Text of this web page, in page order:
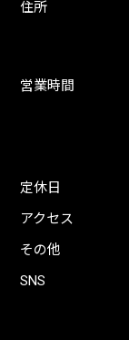
住所
営業時間
定休日
アクセス
その他
SNS